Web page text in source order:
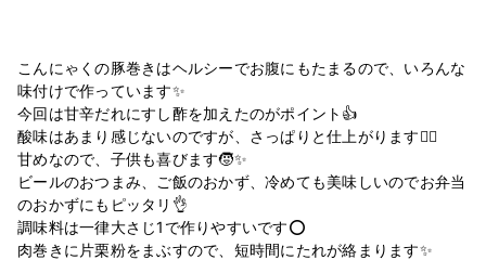
こんにゃくの豚巻きはヘルシーでお腹にもたまるので、いろんな
味付けで作っています✨
今回は甘辛だれにすし酢を加えたのがポイント👍
酸味はあまり感じないのですが、さっぱりと仕上がります🙆‍♀️
甘めなので、子供も喜びます🧒✨
ビールのおつまみ、ご飯のおかず、冷めても美味しいのでお弁当
のおかずにもピッタリ👌
調味料は一律大さじ1で作りやすいです⭕️
肉巻きに片栗粉をまぶすので、短時間にたれが絡まります✨